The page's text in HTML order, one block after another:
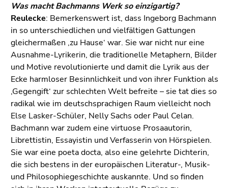
Was macht Bachmanns Werk so einzigartig?
Reulecke: Bemerkenswert ist, dass Ingeborg Bachmann
in so unterschiedlichen und vielfältigen Gattungen
gleichermaßen ‚zu Hause‘ war. Sie war nicht nur eine
Ausnahme-Lyrikerin, die traditionelle Metaphern, Bilder
und Motive revolutionierte und damit die Lyrik aus der
Ecke harmloser Besinnlichkeit und von ihrer Funktion als
‚Gegengift‘ zur schlechten Welt befreite – sie tat dies so
radikal wie im deutschsprachigen Raum vielleicht noch
Else Lasker-Schüler, Nelly Sachs oder Paul Celan.
Bachmann war zudem eine virtuose Prosaautorin,
Librettistin, Essayistin und Verfasserin von Hörspielen.
Sie war eine poeta docta, also eine gelehrte Dichterin,
die sich bestens in der europäischen Literatur-, Musik-
und Philosophiegeschichte auskannte. Und so finden